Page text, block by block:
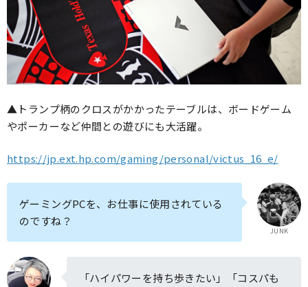
▲トランプ柄のクロスがかかったテーブルは、ボードゲーム
やポーカーなど仲間との遊びにも大活躍。
https://jp.ext.hp.com/gaming/personal/victus_16_e/
JUNK
ゲーミングPCを、お仕事に使用されている
のですね？
「ハイパワーを持ち歩きたい」「コスパも